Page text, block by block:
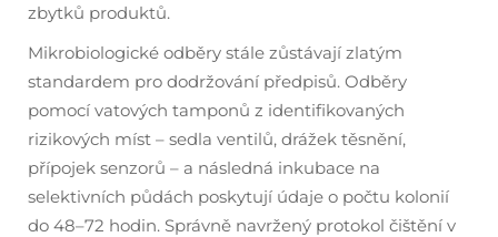
zbytků produktů.
Mikrobiologické odběry stále zůstávají zlatým
standardem pro dodržování předpisů. Odběry
pomocí vatových tamponů z identifikovaných
rizikových míst – sedla ventilů, drážek těsnění,
přípojek senzorů – a následná inkubace na
selektivních půdách poskytují údaje o počtu kolonií
do 48–72 hodin. Správně navržený protokol čištění v